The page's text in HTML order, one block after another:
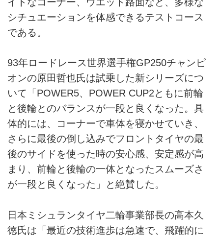
シチュエーションを体感できるテストコース
である。
93年ロードレース世界選手権GP250チャンピ
オンの原田哲也氏は試乗した新シリーズにつ
いて「POWER5、POWER CUP2ともに前輪
と後輪とのバランスが一段と良くなった。具
体的には、コーナーで車体を寝かせていき、
さらに最後の倒し込みでフロントタイヤの最
後のサイドを使った時の安心感、安定感が高
まり、前輪と後輪の一体となったスムーズさ
が一段と良くなった」と絶賛した。
日本ミシュランタイヤ二輪事業部長の高本久
徳氏は「最近の技術進歩は急速で、飛躍的に